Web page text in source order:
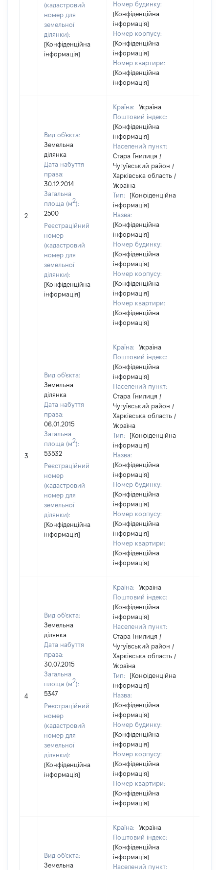
(кадастровий
номер для
земельної
ділянки):
[Конфіденційна
інформація]
Номер будинку:
[Конфіденційна
інформація]
Номер корпусу:
[Конфіденційна
інформація]
Номер квартири:
[Конфіденційна
інформація]
2
Вид об'єкта:
Земельна
ділянка
Дата набуття
права:
30.12.2014
Загальна
площа (м2):
2500
Реєстраційний
номер
(кадастровий
номер для
земельної
ділянки):
[Конфіденційна
інформація]
Країна:
Україна
Поштовий індекс:
[Конфіденційна
інформація]
Населений пункт:
Стара Гнилиця /
Чугуївський район /
Харківська область /
Україна
Тип:
[Конфіденційна
інформація]
Назва:
[Конфіденційна
інформація]
Номер будинку:
[Конфіденційна
інформація]
Номер корпусу:
[Конфіденційна
інформація]
Номер квартири:
[Конфіденційна
інформація]
3
Вид об'єкта:
Земельна
ділянка
Дата набуття
права:
06.01.2015
Загальна
площа (м2):
53532
Реєстраційний
номер
(кадастровий
номер для
земельної
ділянки):
[Конфіденційна
інформація]
Країна:
Україна
Поштовий індекс:
[Конфіденційна
інформація]
Населений пункт:
Стара Гнилиця /
Чугуївський район /
Харківська область /
Україна
Тип:
[Конфіденційна
інформація]
Назва:
[Конфіденційна
інформація]
Номер будинку:
[Конфіденційна
інформація]
Номер корпусу:
[Конфіденційна
інформація]
Номер квартири:
[Конфіденційна
інформація]
4
Вид об'єкта:
Земельна
ділянка
Дата набуття
права:
30.07.2015
Загальна
площа (м2):
5347
Реєстраційний
номер
(кадастровий
номер для
земельної
ділянки):
[Конфіденційна
інформація]
Країна:
Україна
Поштовий індекс:
[Конфіденційна
інформація]
Населений пункт:
Стара Гнилиця /
Чугуївський район /
Харківська область /
Україна
Тип:
[Конфіденційна
інформація]
Назва:
[Конфіденційна
інформація]
Номер будинку:
[Конфіденційна
інформація]
Номер корпусу:
[Конфіденційна
інформація]
Номер квартири:
[Конфіденційна
інформація]
Вид об'єкта:
Земельна
Країна:
Україна
Поштовий індекс:
[Конфіденційна
інформація]
Населений пункт: